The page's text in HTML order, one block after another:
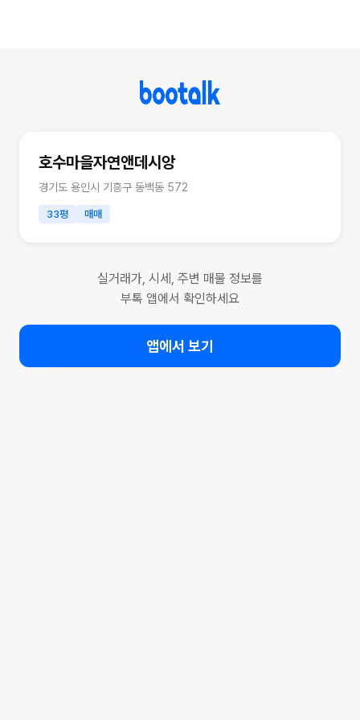
호수마을자연앤데시앙
경기도 용인시 기흥구 동백동 572
33평 매매
실거래가, 시세, 주변 매물 정보를
부톡 앱에서 확인하세요
앱에서 보기